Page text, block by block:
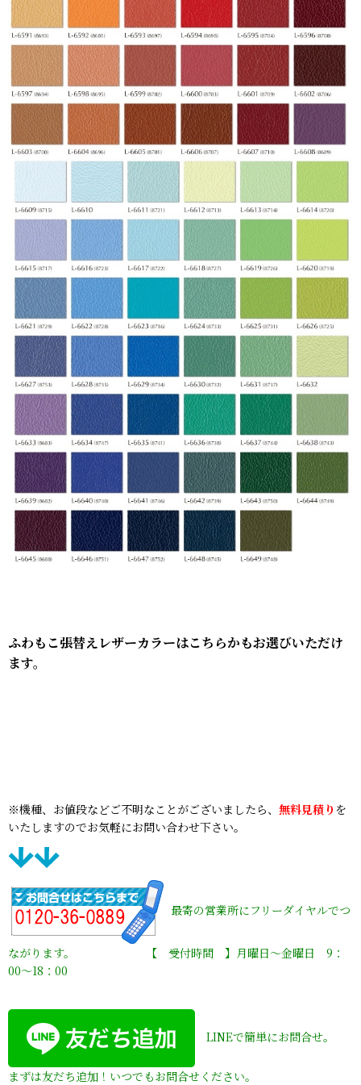
ふわもこ張替えレザーカラーはこちらかもお選びいただけ
ます。
※機種、お値段などご不明なことがございましたら、 無料見積り を
いたしますのでお気軽にお問い合わせ下さい。
最寄の営業所にフリーダイヤルでつ
ながります。 【 受付時間 】月曜日〜金曜日 9：
00〜18：00
LINEで簡単にお問合せ。
まずは友だち追加！いつでもお問合せください。